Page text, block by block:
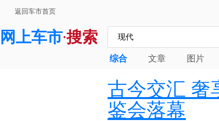
返回车市首页
网上车市·搜索
综合 文章 图片
古今交汇 奢
鉴会落幕